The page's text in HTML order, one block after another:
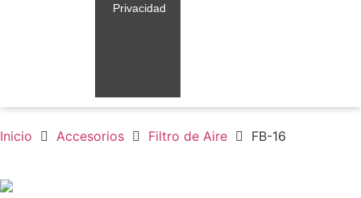
Privacidad
Inicio Accesorios Filtro de Aire FB-16